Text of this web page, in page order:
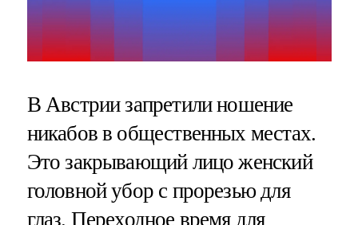
В Австрии запретили ношение
никабов в общественных местах.
Это закрывающий лицо женский
головной убор с прорезью для
глаз. Переходное время для